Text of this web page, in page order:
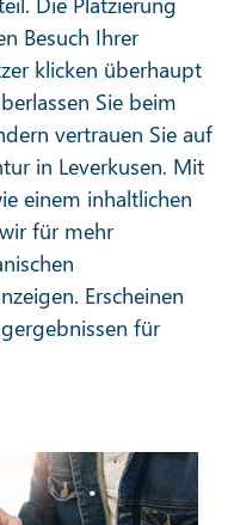
Besuch Ihrer
klicken überhaupt
Sie beim
vertrauen Sie auf
in Leverkusen. Mit
einem inhaltlichen
für mehr
Erscheinen
für